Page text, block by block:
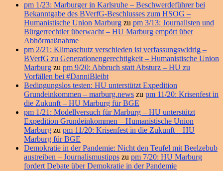
pm 1/23: Marburger in Karlsruhe – Beschwerdeführer bei
Bekanntgabe des BVerfG-Beschlusses zum HSOG –
Humanistische Union Marburg zu pm 3/13: Journalisten und
Bürgerrechtler überwacht – HU Marburg empört über
Abhörmaßnahme
pm 2/21: Klimaschutz verschieden ist verfassungswidrig –
BVerfG zu Generationengerechtigkeit – Humanistische Union
Marburg zu pm 9/20: Abbruch statt Absturz – HU zu
Vorfällen bei #DanniBleibt
Bedingungslos testen: HU unterstützt Expedition
Grundeinkommen – marburg.news zu pm 11/20: Krisenfest in
die Zukunft – HU Marburg für BGE
pm 1/21: Modellversuch für Marburg – HU unterstützt
Expedition Grundeinkommen – Humanistische Union
Marburg zu pm 11/20: Krisenfest in die Zukunft – HU
Marburg für BGE
Demokratie in der Pandemie: Nicht den Teufel mit Beelzebub
austreiben – Journalismustipps zu pm 7/20: HU Marburg
fordert Debate über Demokratie in der Pandemie